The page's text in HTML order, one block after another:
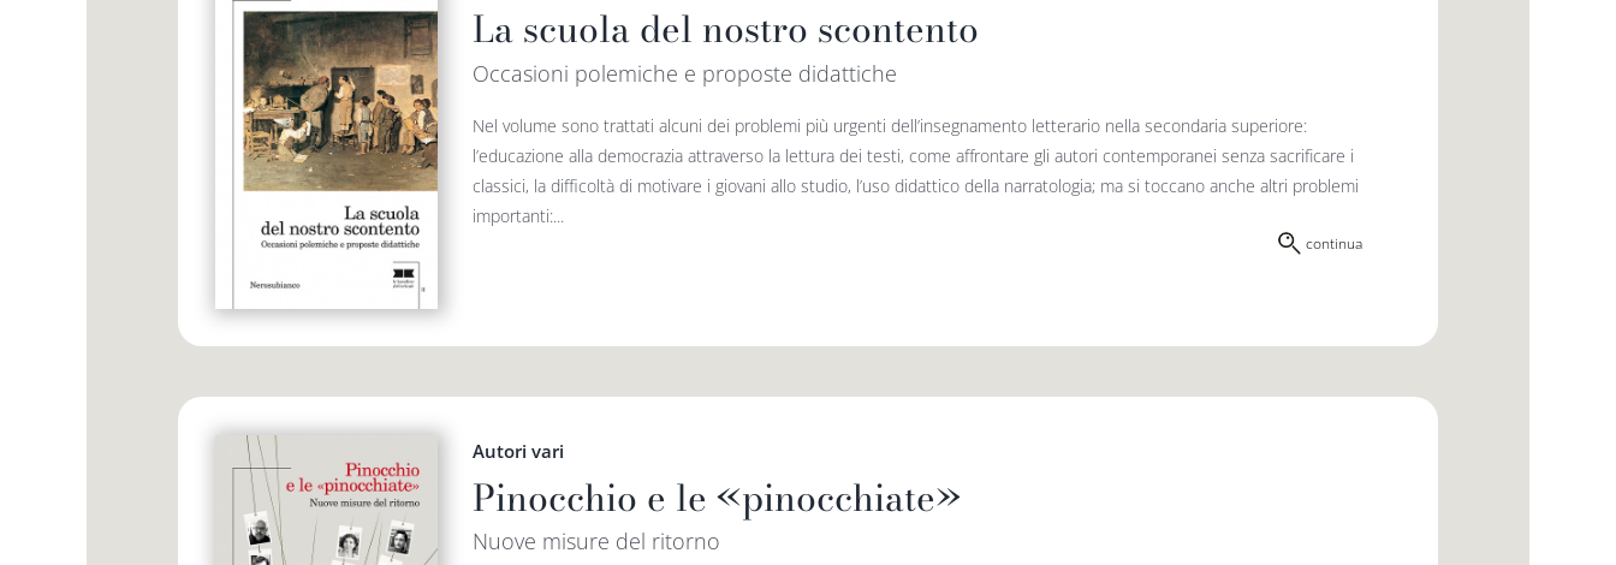
La scuola del nostro scontento
Occasioni polemiche e proposte didattiche
Nel volume sono trattati alcuni dei problemi più urgenti dell’insegnamento letterario nella secondaria superiore:
l’educazione alla democrazia attraverso la lettura dei testi, come affrontare gli autori contemporanei senza sacrificare i
classici, la difficoltà di motivare i giovani allo studio, l’uso didattico della narratologia; ma si toccano anche altri problemi
importanti:...
continua
Autori vari
Pinocchio e le «pinocchiate»
Nuove misure del ritorno